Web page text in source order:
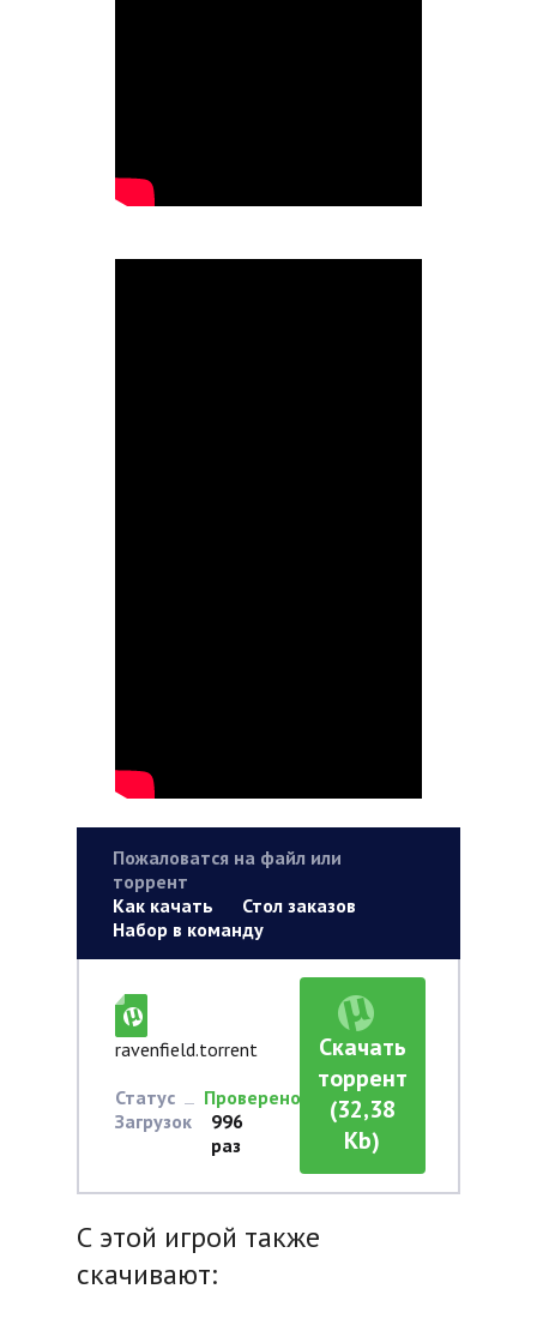
Пожаловатся на файл или
торрент
Как качать
Стол заказов
Набор в команду
ravenfield.torrent
Статус
Проверено
Загрузок
996
раз
Скачать
торрент
(32,38
Kb)
С этой игрой также
скачивают: